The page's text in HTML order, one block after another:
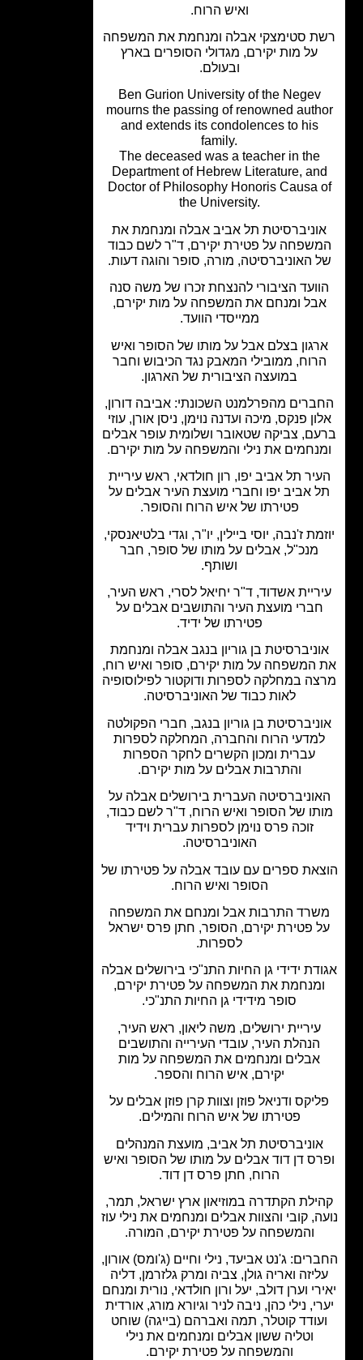
ואיש הרוח.
סטימצקי אבלה ומנחמת את המשפחה
על מות יקירם, מגדולי הסופרים בארץ
Ben Gurion University of the Negev
mourns the passing of renowned
and extends its condolences to his
The deceased was a teacher in the
Department of Hebrew Literature,
Doctor of Philosophy Honoris Causa
the University.
תל אביב אבלה ומנחמת את
על פטירת יקירם, ד"ר לשם כבוד
האוניברסיטה, מורה, סופר והוגה דעות.
הציבורי להנצחת זכרו של משה סנה
ומנחם את המשפחה על מות יקירם,
ממייסדי הוועד.
בצלם אבל על מותו של הסופר ואיש
ממובילי המאבק נגד הכיבוש וחבר
במועצה הציבורית של הארגון.
מהפרלמנט השכונתי: אביבה דורון,
פנקס, מיכה ועדנה נוימן, ניסן אורן, עוזי
צביקה שטאובר ושלומית עופר אבלים
את נילי והמשפחה על מות יקירם.
תל אביב יפו, רון חולדאי, ראש עיריית
אביב יפו וחברי מועצת העיר אבלים על
פטירתו של איש הרוח והסופר.
ז'נבה, יוסי ביילין, יו"ר, וגדי בלטיאנסקי,
מנכ"ל, אבלים על מותו של סופר, חבר
אשדוד, ד"ר יחיאל לסרי, ראש העיר,
מועצת העיר והתושבים אבלים על
פטירתו של ידיד.
בן גוריון בנגב אבלה ומנחמת
על מות יקירם, סופר ואיש רוח,
במחלקה לספרות ודוקטור לפילוסופיה
לאות כבוד של האוניברסיטה.
בן גוריון בנגב, חברי הפקולטה
הרוח והחברה, המחלקה לספרות
עברית ומכון הקשרים לחקר הספרות
והתרבות אבלים על מות יקירם.
העברית בירושלים אבלה על
של הסופר ואיש הרוח, ד"ר לשם כבוד,
זוכה פרס נוימן לספרות עברית וידיד
האוניברסיטה.
ספרים עם עובד אבלה על פטירתו של
הסופר ואיש הרוח.
התרבות אבל ומנחם את המשפחה
פטירת יקירם, הסופר, חתן פרס ישראל
לספרות.
ידידי גן החיות התנ"כי בירושלים אבלה
את המשפחה על פטירת יקירם,
סופר מידידי גן החיות התנ"כי.
עיריית ירושלים, משה ליאון, ראש העיר,
הנהלת העיר, עובדי העירייה והתושבים
אבלים ומנחמים את המשפחה על מות
יקירם, איש הרוח והספר.
ודניאל פוזן וצוות קרן פוזן אבלים על
פטירתו של איש הרוח והמילים.
תל אביב, מועצת המנהלים
דן דוד אבלים על מותו של הסופר ואיש
הרוח, חתן פרס דן דוד.
הקתדרה במוזיאון ארץ ישראל, תמר,
קובי והצוות אבלים ומנחמים את נילי עוז
והמשפחה על פטירת יקירם, המורה.
ג'נט אביעד, נילי וחיים (ג'ומס) אורון,
ואריה גולן, צביה ומרק גלזרמן, דליה
וערן דולב, יעל ורון חולדאי, נורית ומנחם
נילי כהן, ניבה לניר וגיורא מורג, אורדית
קוטלר, תמה ואברהם (בייגה) שוחט
וטליה ששון אבלים ומנחמים את נילי
והמשפחה על פטירת יקירם.